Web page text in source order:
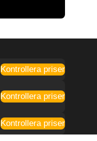
Kontrollera priser
Kontrollera priser
Kontrollera priser